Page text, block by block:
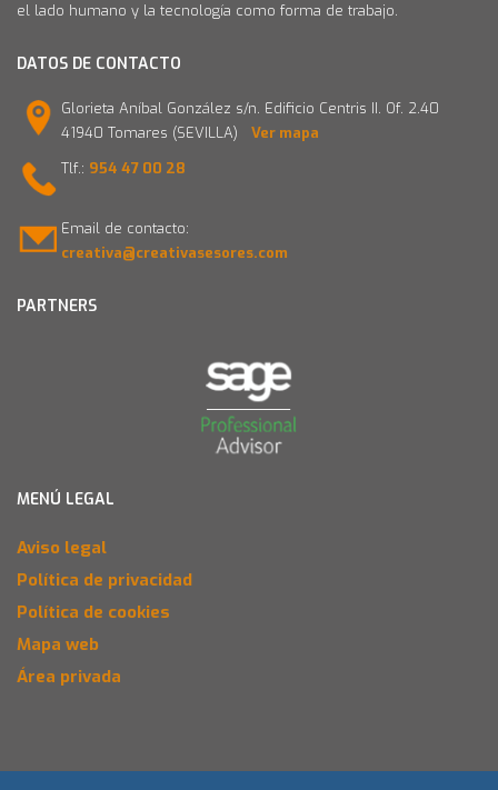
el lado humano y la tecnología como forma de trabajo.
DATOS DE CONTACTO
Glorieta Aníbal González s/n. Edificio Centris II. Of. 2.40
41940 Tomares (SEVILLA) Ver mapa
Tlf.: 954 47 00 28
Email de contacto:
creativa@creativasesores.com
PARTNERS
MENÚ LEGAL
Aviso legal
Política de privacidad
Política de cookies
Mapa web
Área privada